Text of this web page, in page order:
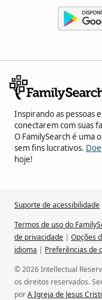
Inspirando as pessoas
conectarem com suas
O FamilySearch é uma
sem fins lucrativos. Doe
hoje!
Suporte de acessibilidade
Termos de uso do
de privacidade | Opções
idioma | Preferências de
© 2026 Intellectual
os direitos reservados.
porA Igreja de Jesus